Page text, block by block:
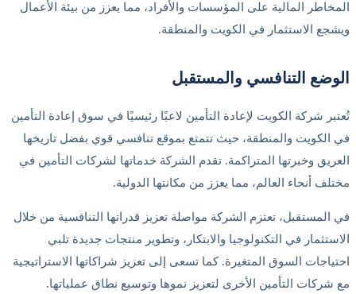
المخاطر المالية على المؤسسات والأفراد، مما يعزز من بيئة الأعمال
ويشجع الاستثمار في الكويت والمنطقة.
الوضع التنافسي والمستقبل
تُعتبر شركة الكويت لإعادة التأمين لاعبًا رئيسيًا في سوق إعادة التأمين
في الكويت والمنطقة، حيث تتمتع بموقع تنافسي قوي بفضل تاريخها
العريق وخبرتها المتراكمة. تقدم الشركة خدماتها لشركات التأمين في
مختلف أنحاء العالم، مما يعزز من مكانتها الدولية.
في المستقبل، تعتزم الشركة مواصلة تعزيز قدراتها التنافسية من خلال
الاستثمار في التكنولوجيا والابتكار، وتطوير منتجات جديدة تلبي
احتياجات السوق المتغيرة. كما تسعى إلى تعزيز شراكاتها الاستراتيجية
مع شركات التأمين الأخرى لتعزيز نموها وتوسيع نطاق عملياتها.